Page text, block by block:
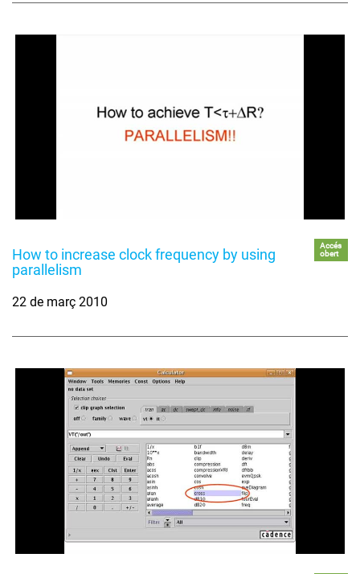
How to increase clock frequency by using
parallelism
Accés
obert
22 de març 2010